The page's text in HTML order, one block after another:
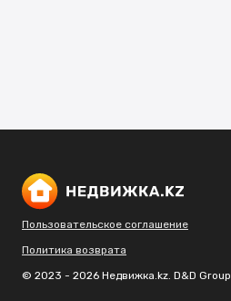
Пользовательское соглашение
Политика возврата
© 2023 - 2026 Недвижка.kz. D&D Group